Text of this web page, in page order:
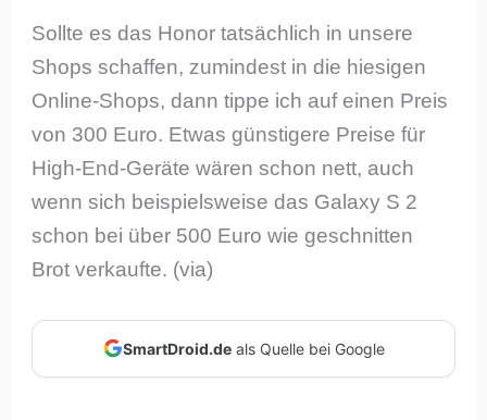
Sollte es das Honor tatsächlich in unsere
Shops schaffen, zumindest in die hiesigen
Online-Shops, dann tippe ich auf einen Preis
von 300 Euro. Etwas günstigere Preise für
High-End-Geräte wären schon nett, auch
wenn sich beispielsweise das Galaxy S 2
schon bei über 500 Euro wie geschnitten
Brot verkaufte. (via)
SmartDroid.deals Quelle bei Google